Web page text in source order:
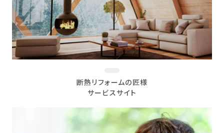
断熱リフォームの匠様
サービスサイト